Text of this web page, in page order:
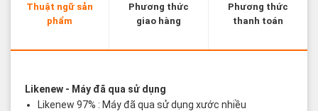
Thuật ngữ sản
phẩm
Phương thức
giao hàng
Phương thức
thanh toán
Likenew- Máy đã qua sử dụng
Likenew 97% : Máy đã qua sử dụng xước nhiều